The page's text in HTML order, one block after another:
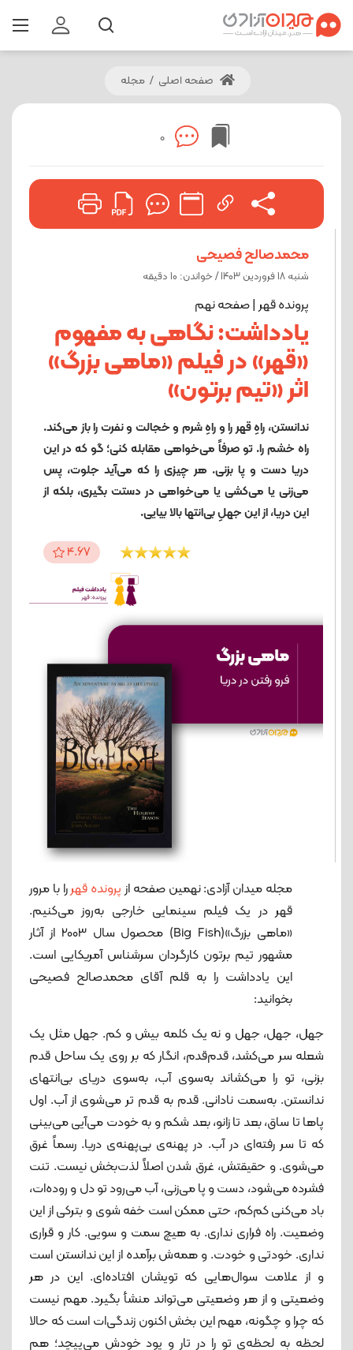
صفحه اصلی / مجله
0
محمدصالح فصیحی
شنبه 18 فروردین 1403 / خواندن: 10 دقیقه
پرونده قهر | صفحه نهم
یادداشت: نگاهی به مفهوم
«قهر» در فیلم «ماهی بزرگ»
اثر «تیم برتون»
ندانستن، راهِ قهر را و راهِ شرم و خجالت و نفرت را باز می‌کند.
راه خشم را. تو صرفاً می‌خواهی مقابله کنی؛ گو که در این
دریا دست‌ و پا بزنی. هر چیزی را که می‌آید جلوت، پس
می‌زنی یا می‌کشی یا می‌خواهی در دستت بگیری، بلکه از
این دریا، از این جهلِ بی‌انتها بالا بیایی.
4.67
مجله میدان آزادی: نهمین صفحه از پرونده قهررا با مرور
قهر در یک فیلم سینمایی خارجی به‌روز می‌کنیم.
«ماهی بزرگ»(Big Fish) محصول سال 2003 از آثار
مشهور تیم برتون کارگردان سرشناس آمریکایی است.
این یادداشت را به قلم آقای محمدصالح فصیحی
بخوانید:
جهل، جهل، جهل و نه یک کلمه بیش و کم. جهل مثل یک
شعله سر می‌کشد، قدم‌قدم، انگار که بر روی یک ساحل قدم
بزنی، تو را می‌کشاند به‌سوی آب، به‌سوی دریای بی‌انتهای
ندانستن. به‌سمت نادانی. قدم‌ به ‌قدم تر می‌شوی از آب. اول
پاها تا ساق، بعد تا زانو، بعد شکم و به‌ خودت می‌آیی می‌بینی
که تا سر رفته‌ای در آب. در پهنه‌ی بی‌پهنه‌ی دریا. رسماً غرق
می‌شوی. و حقیقتش، غرق ‌شدن اصلاً لذت‌بخش نیست. تنت
فشرده می‌شود، دست‌ و پا می‌زنی، آب می‌رود تو دل و روده‌ات،
باد می‌کنی کم‌کم، حتی ممکن است خفه شوی و بترکی از این
وضعیت. راه فراری نداری. به هیچ سمت و سویی. کار و قراری
نداری. خودتی و خودت. و همه‌ش برآمده از این ندانستن است
و از علامت‌ سوال‌هایی که تویشان افتاده‌ای. این در هر
وضعیتی و از هر وضعیتی می‌تواند منشأ بگیرد. مهم نیست
که چرا و چگونه، مهم این بخش اکنون زندگی‌ات است که حالا
لحظه به لحظه‌ی تو را در تار و پود خودش می‌پیچد؛ هم